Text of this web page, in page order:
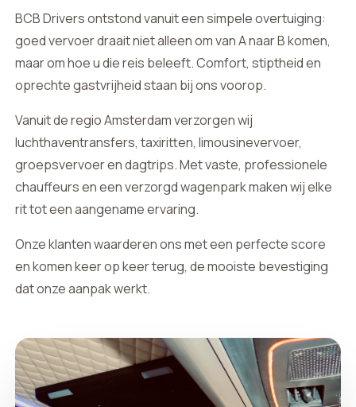
BCB Drivers ontstond vanuit een simpele overtuiging:
goed vervoer draait niet alleen om van A naar B komen,
maar om hoe u die reis beleeft. Comfort, stiptheid en
oprechte gastvrijheid staan bij ons voorop.
Vanuit de regio Amsterdam verzorgen wij
luchthaventransfers, taxiritten, limousinevervoer,
groepsvervoer en dagtrips. Met vaste, professionele
chauffeurs en een verzorgd wagenpark maken wij elke
rit tot een aangename ervaring.
Onze klanten waarderen ons met een perfecte score
en komen keer op keer terug, de mooiste bevestiging
dat onze aanpak werkt.